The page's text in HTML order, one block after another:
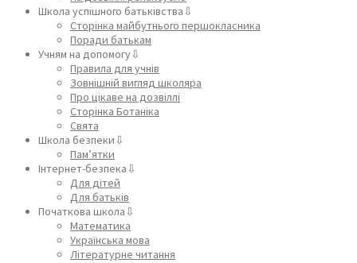
Школа успішного батьківства⇩
Сторінка майбутнього першокласника
Поради батькам
Учням на допомогу⇩
Правила для учнів
Зовнішній вигляд школяра
Про цікаве на дозвіллі
Сторінка Ботаніка
Свята
Школа безпеки⇩
Пам’ятки
Інтернет-безпека⇩
Для дітей
Для батьків
Початкова школа⇩
Математика
Українська мова
Літературне читання